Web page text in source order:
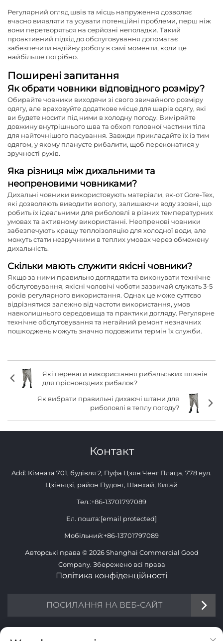
Регулярний огляд швів та місць напруження дозволяє
вчасно виявляти та усувати потенційні проблеми, перш ніж
вони перетворяться на серйозні неполадки. Такий
проактивний підхід до обслуговування допомагає
забезпечити надійну роботу в самі моменти, коли це
найбільше потрібно.
Поширені запитання
Як обрати човники відповідного розміру?
Обирайте човники виходячи зі свого звичайного розміру
одягу, але враховуйте додаткове місце для шарів одягу, які
ви будете носити під ними в холодну погоду. Виміряйте
довжину внутрішнього шва та обхоп головної частини тіла
для найточнішого пасування. Завжди прикладайте їх із тим
одягом, у якому плануєте рибалити, щоб переконатися у
зручності рухів.
Яка різниця між дихальними та
неопреновими човниками?
Дихальні човники використовують матеріали, як-от Gore-Tex,
які дозволяють виводити вологу, залишаючи воду ззовні, що
робить їх ідеальними для риболовлі в різних температурних
умовах та активному використанні. Неопренові човники
забезпечують кращу теплоізоляцію для холодної води, але
можуть стати незручними в теплих умовах через обмежену
дихальність.
Скільки мають служити якісні човники?
Якщо за ними правильно доглядати та виконувати технічне
обслуговування, якісні чоловічі чоботи зазвичай служать 3-5
років регулярного використання. Однак це може суттєво
відрізнятися залежно від частоти використання, умов
навколишнього середовища та практики догляду. Регулярне
технічне обслуговування та негайний ремонт незначних
пошкоджень можуть значно подовжити термін їх служби.
Які переваги використання рибальських штанів
для прісноводних рибалок?
Як вибрати правильні дихаючі штани для
риболовлі в теплу погоду?
Контакт
Add: Кімната 701, будівля 2, Пуфа Цзян Ченг Плаца, 778 вул.
Цзіньцзі, район Пудонг, Шанхай, Китай
Тел.:+86-13701797089
Ел. пошта:[email protected]
Мобільний:+86-13701797089
Авторські права © 2026 Shanghai Commercial Good
Company. Збережено всі права
Політика конфіденційності
ПОСИЛАННЯ НА ВЕБ-САЙТ
ІНФОРМАЦІЯ